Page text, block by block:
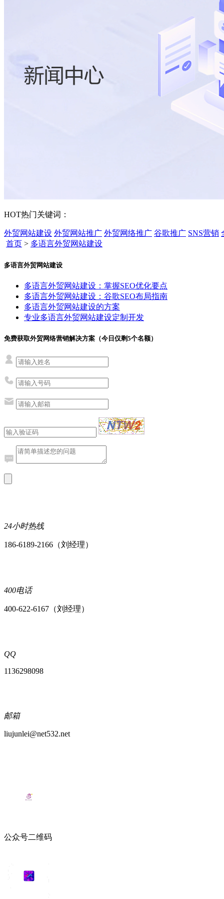
HOT热门关键词：
外贸网站建设 外贸网站推广 外贸网络推广 谷歌推广 SNS营销
首页 > 多语言外贸网站建设
多语言外贸网站建设
多语言外贸网站建设：掌握SEO优化要点
多语言外贸网站建设：谷歌SEO布局指南
多语言外贸网站建设的方案
专业多语言外贸网站建设定制开发
免费获取外贸网络营销解决方案（今日仅剩5个名额）
24小时热线
186-6189-2166（刘经理）
400电话
400-622-6167（刘经理）
QQ
1136298098
邮箱
liujunlei@net532.net
公众号二维码